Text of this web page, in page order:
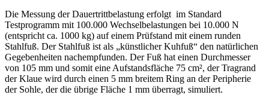
Die Messung der Dauertrittbelastung erfolgt im Standard
Testprogramm mit 100.000 Wechselbelastungen bei 10.000 N
(entspricht ca. 1000 kg) auf einem Prüfstand mit einem runden
Stahlfuß. Der Stahlfuß ist als „künst­licher Kuhfuß“ den natürlichen
Gegebenheiten nachempfunden. Der Fuß hat einen Durchmesser
von 105 mm und somit eine Aufstandsfläche 75 cm², der Tragrand
der Klaue wird durch einen 5 mm breitem Ring an der Peripherie
der Sohle, der die übrige Fläche 1 mm überragt, simuliert.